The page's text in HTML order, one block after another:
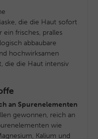
die die Haut sofort
frisches, pralles
abbaubare
hochwirksamen
die die Haut intensiv
an Spurenelementen
gewonnen, reich an
wie
Kalium und